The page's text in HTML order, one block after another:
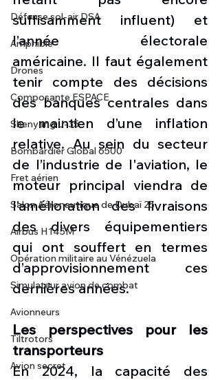
Défense sol-air DSA
Amphibie
Drones
Composante ESPACE
Shenyang J-35
Bombardier Global 6500
Fret aérien
Salon Aéronautique de Dubaï 25
Airbus H145M
Opération militaire au Vénézuela
Simulateur avion de combat
Avionneurs
Tiltrotors
Avion secret
suffisamment influent) et
l’année électorale
américaine. Il faut également
tenir compte des décisions
des banques centrales dans
le maintien d’une inflation
relative. Au sein du secteur
de l’industrie de l'aviation, le
moteur principal viendra de
l’amélioration des livraisons
des divers équipementiers
qui ont souffert en termes
d’approvisionnement ces
dernières années.
Les perspectives pour les
transporteurs
En 2024, la capacité des